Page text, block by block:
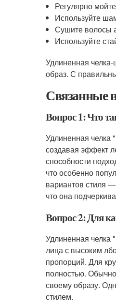
Регулярно
Используйте
Сушите волосы
Используйте
Удлиненная
образ. С
Связанные
Вопрос 1: Что
Удлиненная челка
создавая эффект
способности
что особенно
вариантов стиля
что она
Вопрос 2: Для
Удлиненная челка
лица с высоким
пропорций. Для
полностью.
своему образу.
стилем.